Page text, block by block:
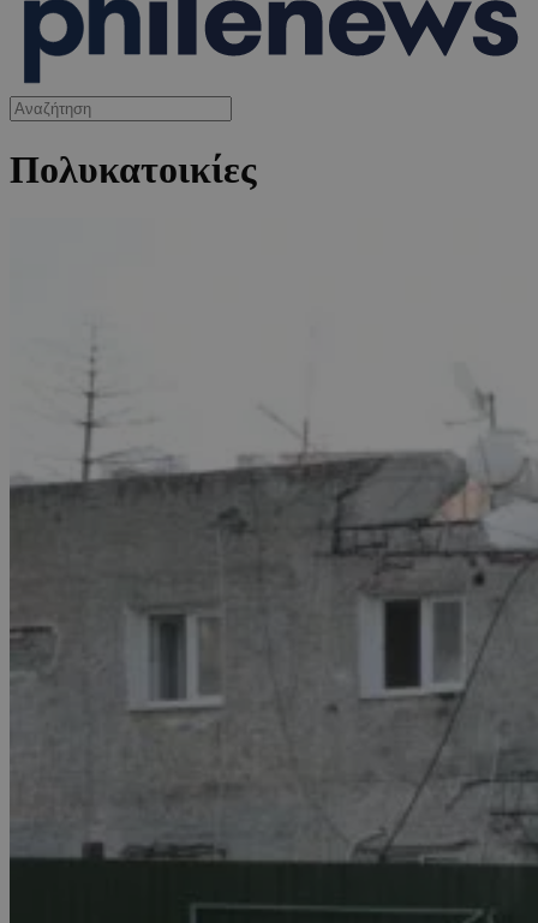
Πολυκατοικίες